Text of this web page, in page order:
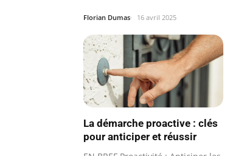
Florian Dumas 16 avril 2025
La démarche proactive : clés
pour anticiper et réussir